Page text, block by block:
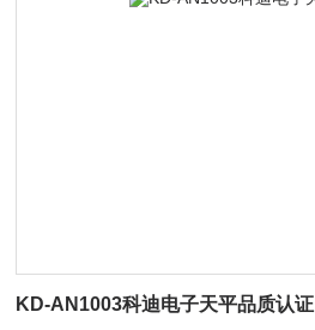
KD-AN1003科迪电子天平品质认证